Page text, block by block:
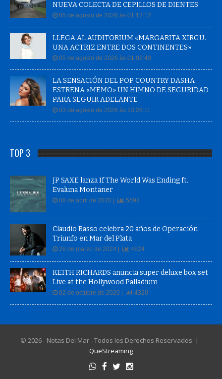
NUEVA COLECTA DE CEPILLOS DE DIENTES
05 de agosto de 2026 às 01:12:12
LLEGA AL AUDITORIUM «MARGARITA XIRGU.
UNA ACTRIZ ENTRE DOS CONTINENTES»
05 de agosto de 2026 às 01:02:40
LA SENSACIÓN DEL POP COUNTRY DASHA
ESTRENA «MEMO» UN HIMNO DE SEGURIDAD
PARA SEGUIR ADELANTE
03 de agosto de 2026 às 23:26:11
TOP 3
JP SAXE lanza If The World Was Ending ft.
Evaluna Montaner
08 de abril de 2020 | 5593
Claudio Basso celebra 20 años de Operación
Triunfo en Mar del Plata
26 de marzo de 2024 | 4624
KEITH RICHARDS anuncia super deluxe box set
Live at the Hollywood Palladium
02 de octubre de 2020 | 4320
© 2026 - Notas Del Mar - Todos los Derechos Reservados |
QueStreaming